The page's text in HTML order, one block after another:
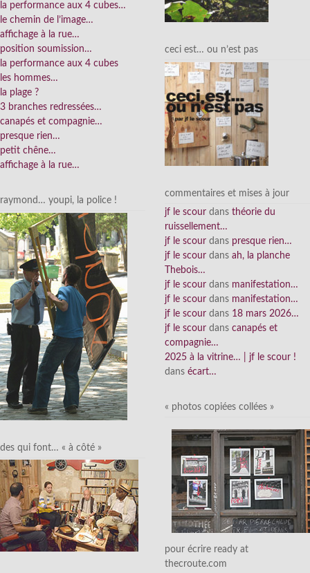
la performance aux 4 cubes…
le chemin de l’image…
affichage à la rue…
position soumission…
la performance aux 4 cubes
les hommes…
la plage ?
3 branches redressées…
canapés et compagnie…
presque rien…
petit chêne…
affichage à la rue…
raymond… youpi, la police !
des qui font… « à côté »
ceci est… ou n’est pas
commentaires et mises à jour
jf le scour dans théorie du
ruissellement…
jf le scour dans presque rien…
jf le scour dans ah, la planche
Thebois…
jf le scour dans manifestation…
jf le scour dans manifestation…
jf le scour dans 18 mars 2026…
jf le scour dans canapés et
compagnie…
2025 à la vitrine… | jf le scour !
dans écart…
« photos copiées collées »
pour écrire ready at
thecroute.com